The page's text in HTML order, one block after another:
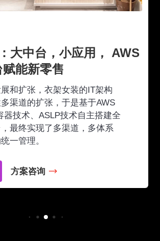
大中台，小应用， AWS
能新零售
和扩张，衣架女装的IT架构
渠道的扩张，于是基于AWS
器技术、ASLP技术自主搭建全
最终实现了多渠道，多体系
一管理。
方案咨询